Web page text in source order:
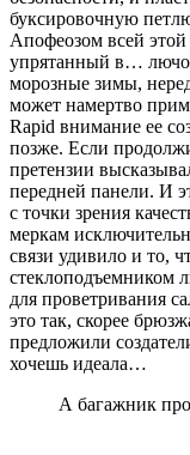
буксировочную
Апофеозом всей этой
упрятанный в…
морозные зимы,
может намертво
Rapid внимание ее
позже. Если
претензии
передней панели. И
с точки зрения
меркам
связи удивило и то,
стеклоподъемником
для проветривания
это так, скорее
предложили
хочешь идеала…
А багажник